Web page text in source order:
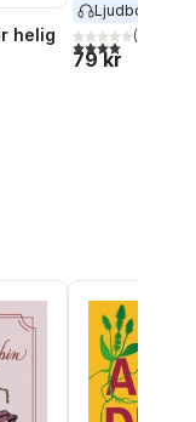
helig
antal röster:
Ljudbok
4,0utav 5(
79 kr